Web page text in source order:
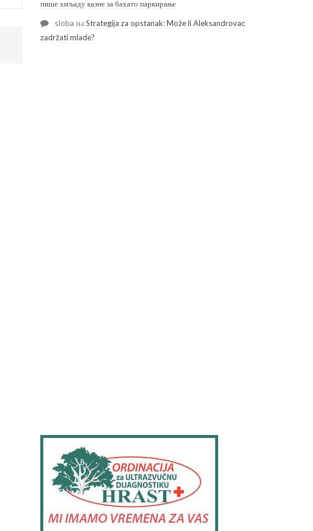
пише хиљаду казне за бахато паркирање
sloba наStrategija za opstanak: Može li Aleksandrovac
zadržati mlade?